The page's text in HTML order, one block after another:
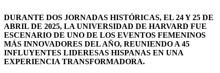
DURANTE DOS JORNADAS HISTÓRICAS, EL 24 Y 25 DE
ABRIL DE 2025, LA UNIVERSIDAD DE HARVARD FUE
ESCENARIO DE UNO DE LOS EVENTOS FEMENINOS
MÁS INNOVADORES DEL AÑO, REUNIENDO A 45
INFLUYENTES LIDERESAS HISPANAS EN UNA
EXPERIENCIA TRANSFORMADORA.